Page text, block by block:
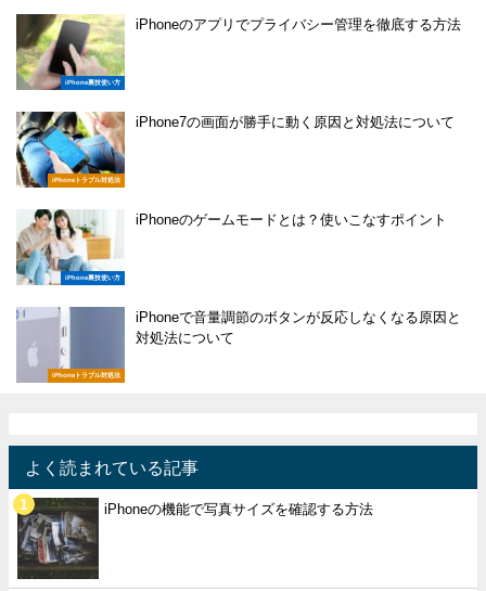
iPhone裏技使い方
iPhoneのアプリでプライバシー管理を徹底する方法
iPhoneトラブル対処法
iPhone7の画面が勝手に動く原因と対処法について
iPhone裏技使い方
iPhoneのゲームモードとは？使いこなすポイント
iPhoneトラブル対処法
iPhoneで音量調節のボタンが反応しなくなる原因と
対処法について
よく読まれている記事
iPhoneの機能で写真サイズを確認する方法